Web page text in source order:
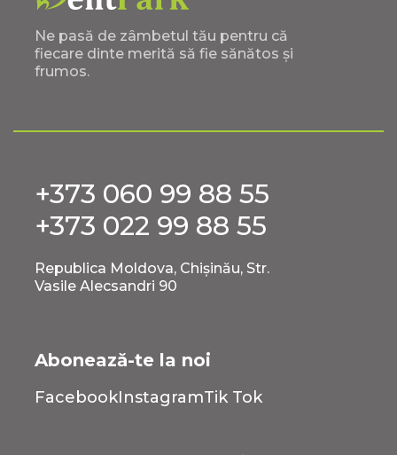
Ne pasă de zâmbetul tău pentru că
fiecare dinte merită să fie sănătos și
frumos.
+373 060 99 88 55
+373 022 99 88 55
Republica Moldova, Chișinău, Str.
Vasile Alecsandri 90
Abonează-te la noi
FacebookInstagramTik Tok